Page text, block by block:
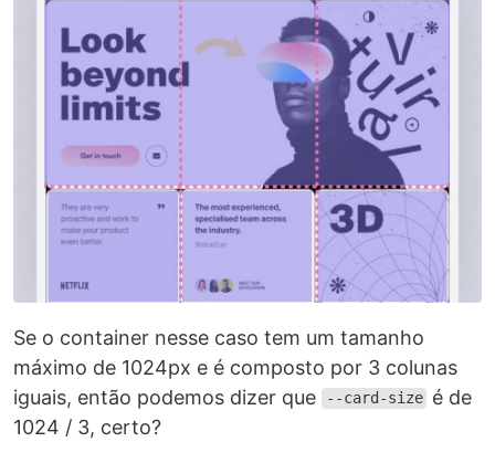
Se o container nesse caso tem um tamanho
máximo de 1024px e é composto por 3 colunas
iguais, então podemos dizer que
--card-size é de
1024 / 3, certo?